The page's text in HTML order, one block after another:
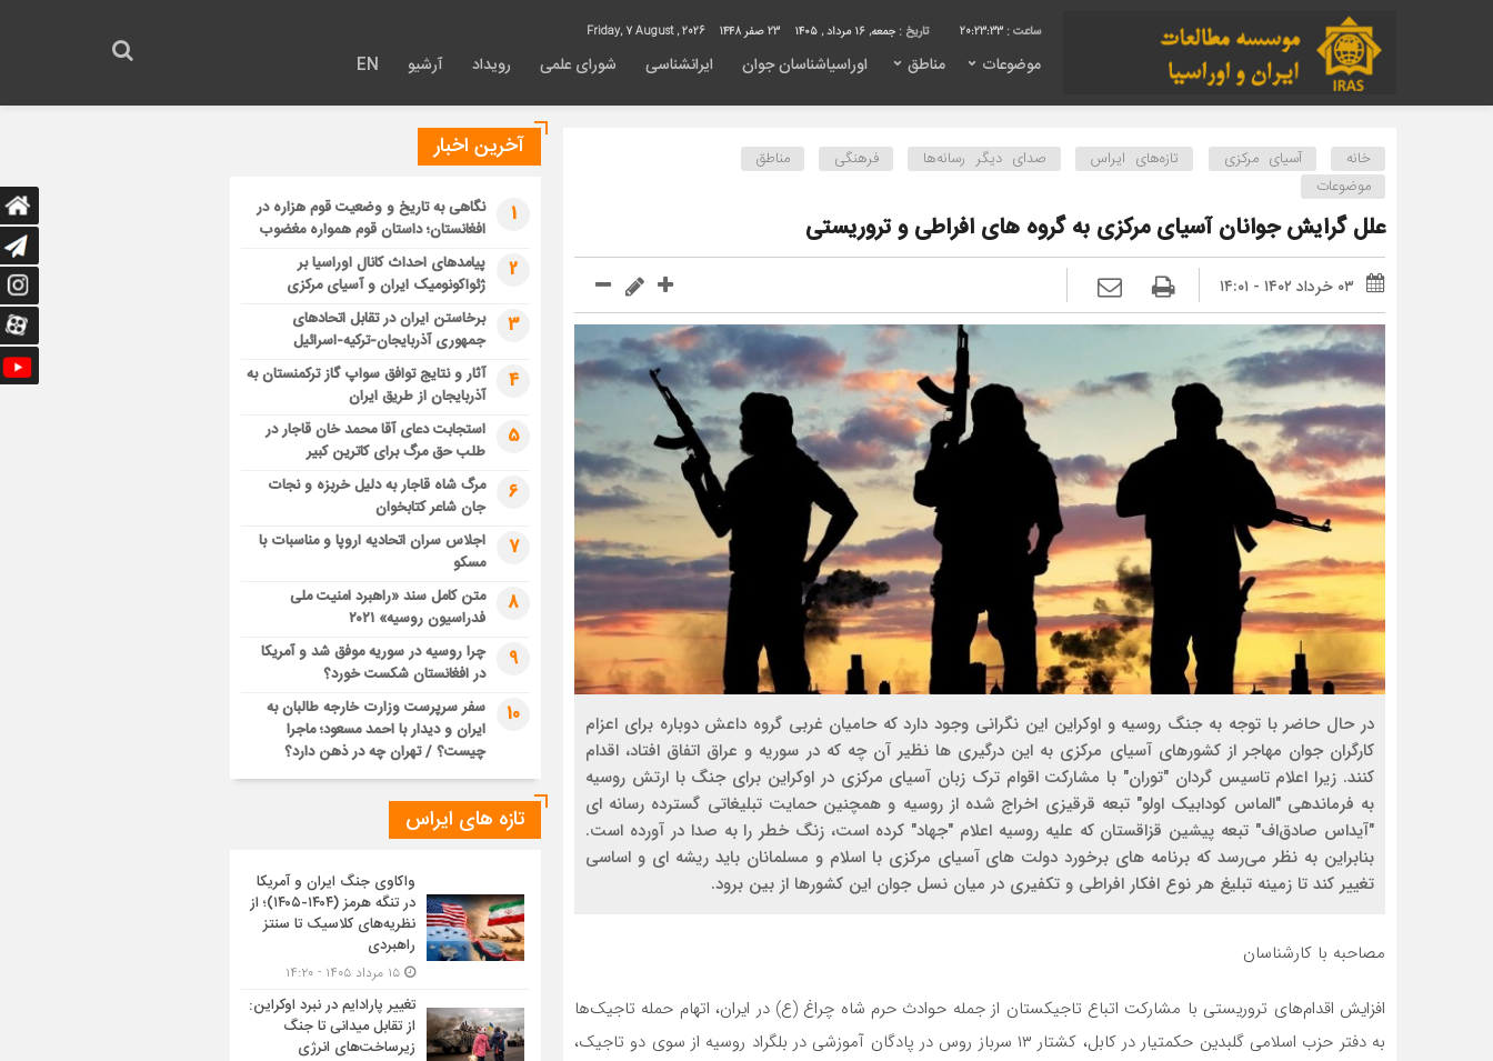
20:23:34 تاریخ : جمعه, ۱۶ مرداد , ۱۴۰۵ 23 صفر 1448
موضوعات مناطق اوراسیاشناسان جوان ایرانشناسی شورای علمی رویداد آرشیو EN
خانه آسیای مرکزی تازه‌های ایراس صدای دیگر رسانه‌ها فرهنگی
مناطق
موضوعات
علل گرایش جوانان آسیای مرکزی به گروه های افراطی و تروریستی
۰۳ خرداد ۱۴۰۲ - ۱۴:۰۱
در حال حاضر با توجه به جنگ روسیه و اوکراین این نگرانی وجود دارد که حامیان غربی گروه داعش دوباره برای اعزام
کارگران جوان مهاجر از کشورهای آسیای مرکزی به این درگیری ها نظیر آن چه که در سوریه و عراق اتفاق افتاد، اقدام
کنند. زیرا اعلام تاسیس گردان "توران" با مشارکت اقوام ترک زبان آسیای مرکزی در اوکراین برای جنگ با ارتش روسیه
به فرماندهی "الماس کودا‌بیک اولو" تبعه قرقیزی اخراج شده از روسیه و همچنین حمایت تبلیغاتی گسترده رسانه ای
"آیداس صادق‌اف" تبعه پیشین قزاقستان که علیه روسیه اعلام "جهاد" کرده است، زنگ خطر را به صدا در آورده است.
بنابراین به نظر می‌رسد که برنامه های برخورد دولت های آسیای مرکزی با اسلام و مسلمانان باید ریشه ای و اساسی
تغییر کند تا زمینه تبلیغ هر نوع افکار افراطی و تکفیری در میان نسل جوان این کشورها از بین برود.
مصاحبه با کارشناسان
افزایش اقدام‌های تروریستی با مشارکت اتباع تاجیکستان از جمله حوادث حرم شاه چراغ (ع) در ایران، اتهام حمله تاجیک‌ها
به دفتر حزب اسلامی گلبدین حکمتیار در کابل، کشتار ۱۳ سرباز روس در پادگان آموزشی در بلگراد روسیه از سوی دو تاجیک،
آخرین اخبار
1
نگاهی به تاریخ و وضعیت قوم هزاره در
افغانستان؛ داستان قوم همواره مغضوب
2
پیامدهای احداث کانال اوراسیا بر
ژئواکونومیک ایران و آسیای مرکزی
3
برخاستن ایران در تقابل اتحادهای
جمهوری آذربایجان-ترکیه-اسرائیل
4
آثار و نتایج توافق سواپ گاز ترکمنستان به
آذربایجان از طریق ایران
5
استجابت دعای آقا محمد خان قاجار در
طلب حق مرگ برای کاترین کبیر
6
مرگ شاه قاجار به دلیل خربزه و نجات
جان شاعر کتابخوان
7
اجلاس سران اتحادیه اروپا و مناسبات با
مسکو
8
متن کامل سند «راهبرد امنیت ملی
فدراسیون روسیه» ۲۰۲۱
9
چرا روسیه در سوریه موفق شد و آمریکا
در افغانستان شکست خورد؟
10
سفر سرپرست وزارت خارجه طالبان به
ایران و دیدار با احمد مسعود؛ ماجرا
چیست؟ / تهران چه در ذهن دارد؟
تازه های ایراس
واکاوی جنگ ایران و آمریکا
در تنگه هرمز (۱۴۰۴-۱۴۰۵)؛ از
نظریه‌های کلاسیک تا سنتز
راهبردی
تغییر پارادایم در نبرد اوکراین:
از تقابل میدانی تا جنگ
زیرساخت‌های انرژی